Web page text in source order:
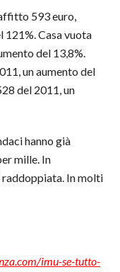
593 euro,
121%. Casa vuota
del 13,8%.
un aumento del
del 2011, un
hanno già
mille. In
raddoppiata. In molti
imu-se-tutto-